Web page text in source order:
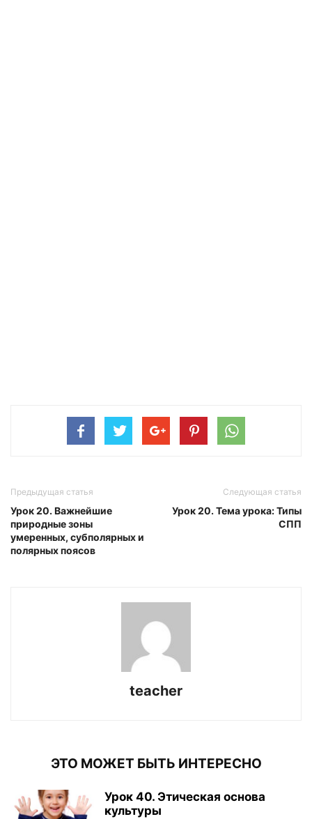
Предыдущая статья
Урок 20. Важнейшие
природные зоны
умеренных, субполярных и
полярных поясов
Следующая статья
Урок 20. Тема урока: Типы
СПП
teacher
ЭТО МОЖЕТ БЫТЬ ИНТЕРЕСНО
Урок 40. Этическая основа
культуры